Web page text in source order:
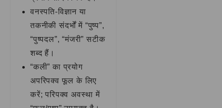
वनस्पति-विज्ञान या
तकनीकी संदर्भों में “पुष्प”,
“पुष्पदल”, “मंजरी” सटीक
शब्द हैं।
“कली” का प्रयोग
अपरिपक्व फूल के लिए
करें; परिपक्व अवस्था में